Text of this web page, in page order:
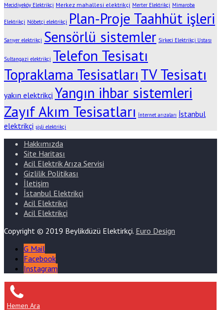
Mecidiyeköy Elektrikçi Merkez mahallesi elektrikçi Merter Elektrikçi Mimaroba
Elektrikçi Nöbetçi elektrikçi Plan-Proje Taahhüt işleri
Sarıyer elektrikçi Sensörlü sistemler Sirkeci Elektrikçi Ustası
Sultangazi elektrikçi Telefon Tesisatı
Topraklama TesisatlarıTV Tesisatı
yakın elektrikçi Yangın ihbar sistemleri
Zayıf Akım Tesisatları İnternet arızaları İstanbul
elektrikçi şişli elektrikçi
Hakkımızda
Site Haritası
Acil Elektrik Arıza Servisi
Gizlilik Politikası
İletişim
İstanbul Elektrikçi
Acil Elektrikçi
Acil Elektrikçi
Copyright © 2019 Beylikdüzü Elektirkçi. Euro Design
G Mail
Facebook
Instagram
Hemen Ara